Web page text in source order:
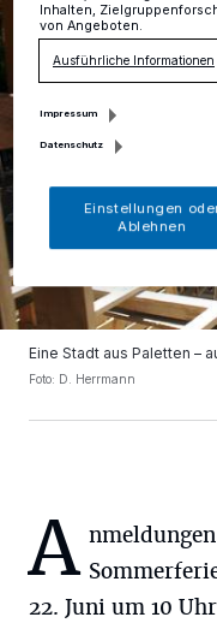
Eine Stadt aus Paletten –
Foto: D. Herrmann
A
22. Juni um 10
Inhalten,
von Angeboten.
Ausführliche Informationen
Impressum
Datenschutz
Einstellungen
Ablehnen